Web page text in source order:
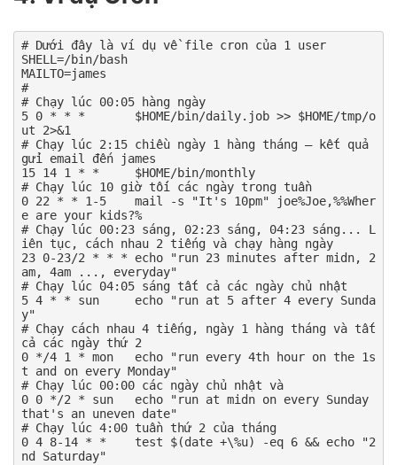
# Dưới đây là ví dụ về file cron của 1 user
SHELL=/bin/bash
MAILTO=james
#
# Chạy lúc 00:05 hàng ngày
5 0 * * *       $HOME/bin/daily.job >> $HOME/tmp/o
ut 2>&1
# Chạy lúc 2:15 chiều ngày 1 hàng tháng — kết quả
gửi email đến james
15 14 1 * *     $HOME/bin/monthly
# Chạy lúc 10 giờ tối các ngày trong tuần
0 22 * * 1-5    mail -s "It's 10pm" joe%Joe,%%Wher
e are your kids?%
# Chạy lúc 00:23 sáng, 02:23 sáng, 04:23 sáng... L
iên tục, cách nhau 2 tiếng và chạy hàng ngày
23 0-23/2 * * * echo "run 23 minutes after midn, 2
am, 4am ..., everyday"
# Chạy lúc 04:05 sáng tất cả các ngày chủ nhật
5 4 * * sun     echo "run at 5 after 4 every Sunda
y"
# Chạy cách nhau 4 tiếng, ngày 1 hàng tháng và tất
cả các ngày thứ 2
0 */4 1 * mon   echo "run every 4th hour on the 1s
t and on every Monday"
# Chạy lúc 00:00 các ngày chủ nhật và
0 0 */2 * sun   echo "run at midn on every Sunday
that's an uneven date"
# Chạy lúc 4:00 tuần thứ 2 của tháng
0 4 8-14 * *    test $(date +\%u) -eq 6 && echo "2
nd Saturday"